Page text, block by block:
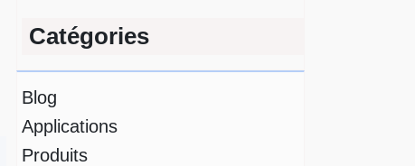
Catégories
Blog
Applications
Produits